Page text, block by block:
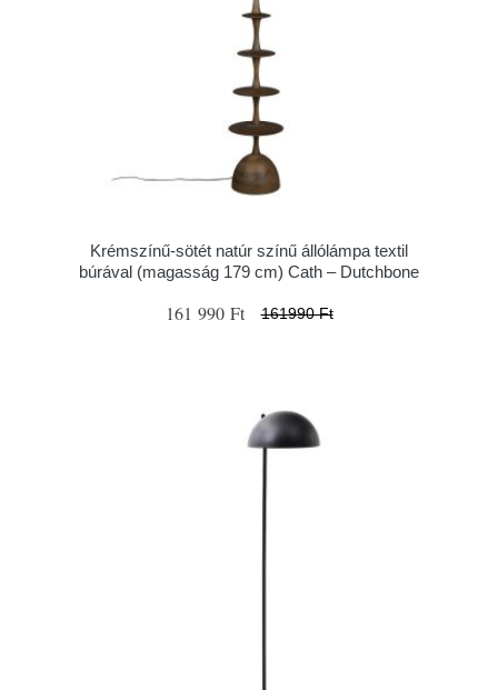
Krémszínű-sötét natúr színű állólámpa textil
búrával (magasság 179 cm) Cath – Dutchbone
161 990 Ft 161990 Ft